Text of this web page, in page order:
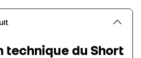
technique du Short